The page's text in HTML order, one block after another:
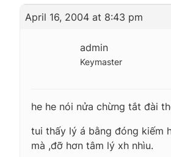
April 16, 2004 at 8:43 pm
admin
Keymaster
he he nói nửa chừng tắt đài
tui thấy lý á bằng đóng kiếm
mà ,đỡ hơn tâm lý xh nhìu.